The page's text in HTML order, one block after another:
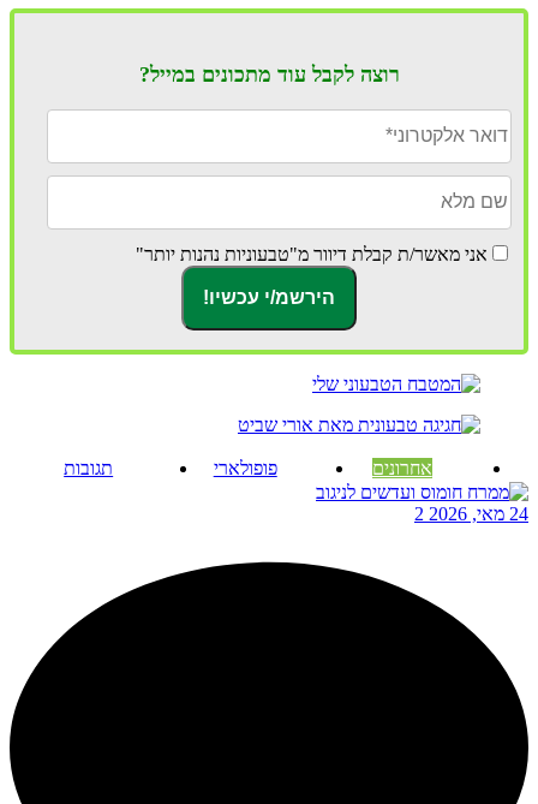
רוצה לקבל עוד מתכונים במייל?
אני מאשר/ת קבלת דיוור מ"טבעוניות נהנות יותר"
אחרונים פופולארי תגובות
24 מאי, 2026 2